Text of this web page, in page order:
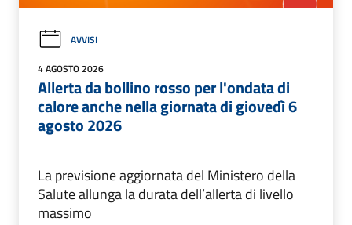
AVVISI
4 AGOSTO 2026
Allerta da bollino rosso per l'ondata di
calore anche nella giornata di giovedì 6
agosto 2026
La previsione aggiornata del Ministero della
Salute allunga la durata dell’allerta di livello
massimo